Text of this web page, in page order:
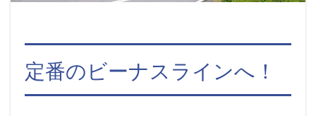
定番のビーナスラインへ！